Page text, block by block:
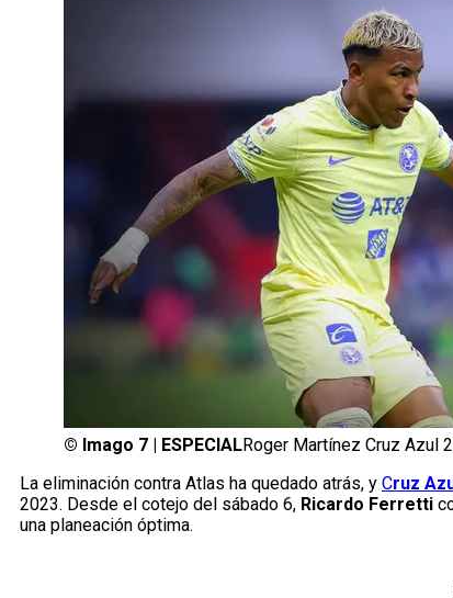
© Imago 7 | ESPECIALRoger Martínez Cruz Azul
La eliminación contra Atlas ha quedado atrás, y Cruz
2023. Desde el cotejo del sábado 6, Ricardo Ferretti
una planeación óptima.